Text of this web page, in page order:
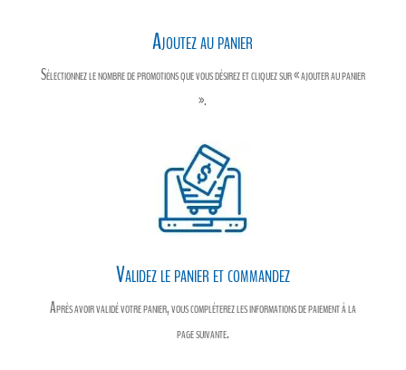
Ajoutez au panier
Sélectionnez le nombre de promotions que vous désirez et cliquez sur « ajouter au panier
».
Validez le panier et commandez
Après avoir validé votre panier, vous compléterez les informations de paiement à la
page suivante.